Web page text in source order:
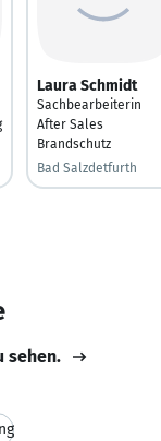
Laura Schmidt
Sachbearbeiterin
After Sales
Brandschutz
Bad Salzdetfurth
sehen.